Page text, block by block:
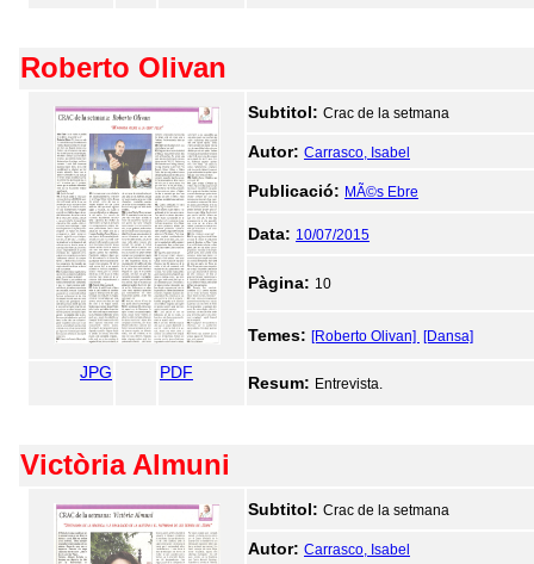
Roberto Olivan
Subtitol: Crac de la setmana
Autor: Carrasco, Isabel
Publicació: MÃ©s Ebre
Data: 10/07/2015
Pàgina: 10
Temes: [Roberto Olivan] [Dansa]
JPG PDF
Resum: Entrevista.
Victòria Almuni
Subtitol: Crac de la setmana
Autor: Carrasco, Isabel